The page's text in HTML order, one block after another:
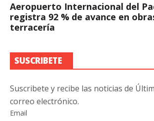
Aeropuerto Internacional del
registra 92 % de avance en
terracería
SUSCRIBETE
Suscribete y recibe las noticias de
correo electrónico.
Email